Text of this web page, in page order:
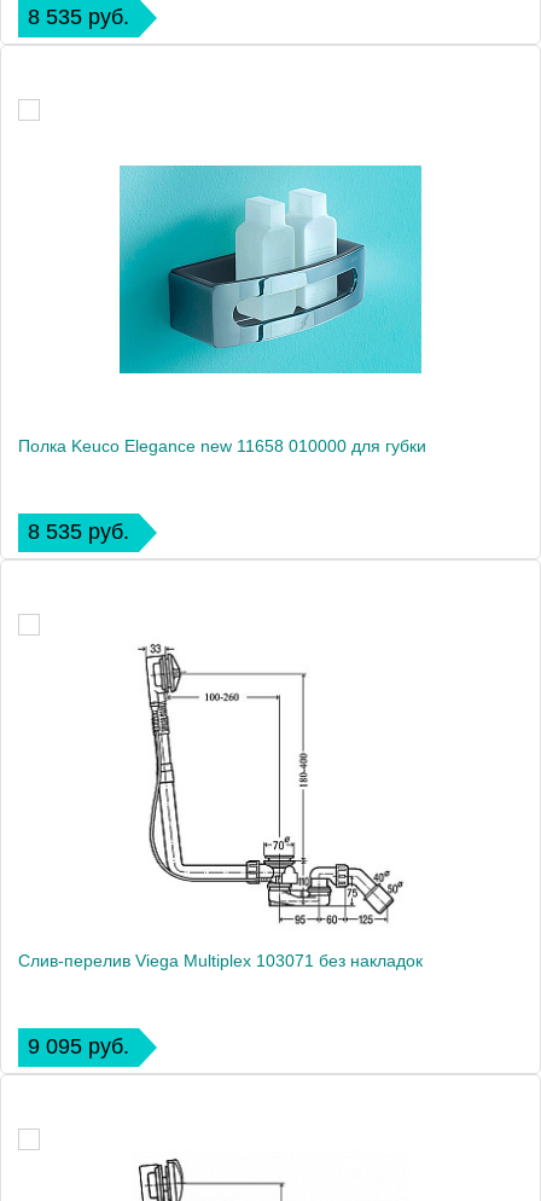
8 535 руб.
Полка Keuco Elegance new 11658 010000 для губки
8 535 руб.
Слив-перелив Viega Multiplex 103071 без накладок
9 095 руб.